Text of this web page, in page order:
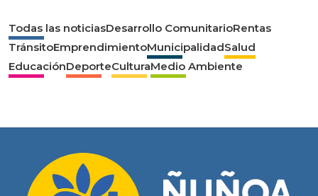
Todas las noticiasDesarrollo ComunitarioRentas
TránsitoEmprendimientoMunicipalidadSalud
EducaciónDeporteCulturaMedio Ambiente